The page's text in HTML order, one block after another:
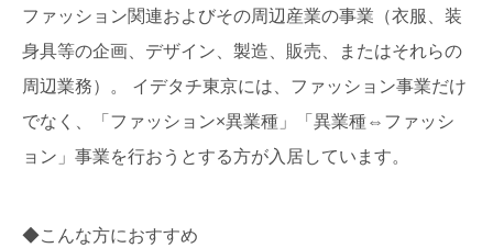
ファッション関連およびその周辺産業の事業（衣服、装
身具等の企画、デザイン、製造、販売、またはそれらの
周辺業務）。 イデタチ東京には、ファッション事業だけ
でなく、「ファッション×異業種」「異業種⇔ファッシ
ョン」事業を行おうとする方が入居しています。
◆こんな方におすすめ